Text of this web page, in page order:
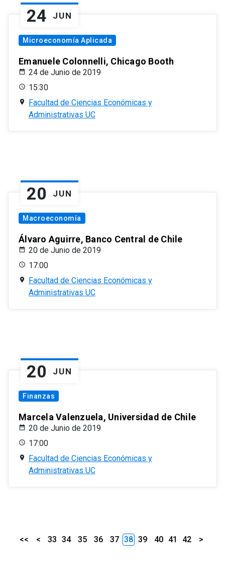
24 JUN
Microeconomía Aplicada
Emanuele Colonnelli, Chicago Booth
24 de Junio de 2019
15:30
Facultad de Ciencias Económicas y
Administrativas UC
20 JUN
Macroeconomía
Álvaro Aguirre, Banco Central de Chile
20 de Junio de 2019
17:00
Facultad de Ciencias Económicas y
Administrativas UC
20 JUN
Finanzas
Marcela Valenzuela, Universidad de Chile
20 de Junio de 2019
17:00
Facultad de Ciencias Económicas y
Administrativas UC
<< < 33 34 35 36 37 38 39 40 41 42 >